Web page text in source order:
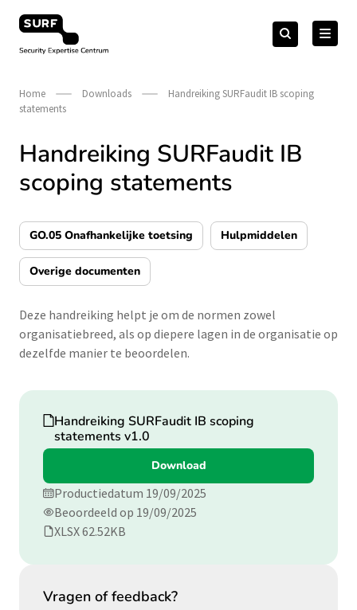
naar
Security Expertise Centrum – by SURF
Zoeken
naar:Zoeken
Home Downloads
Handreiking SURFaudit IB scoping
statements
Handreiking SURFaudit IB
scoping statements
GO.05 Onafhankelijke toetsing Hulpmiddelen
Overige documenten
Deze handreiking helpt je om de normen zowel
organisatiebreed, als op diepere lagen in de organisatie op
dezelfde manier te beoordelen.
Download
Handreiking SURFaudit IB scoping
statements v1.0
Download
Productiedatum 19/09/2025
Beoordeeld op 19/09/2025
XLSX 62.52KB
Vragen of feedback?